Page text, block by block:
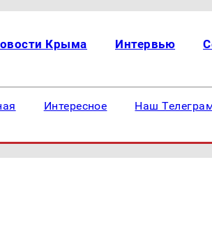
Крыма Интервью
Интересное Наш